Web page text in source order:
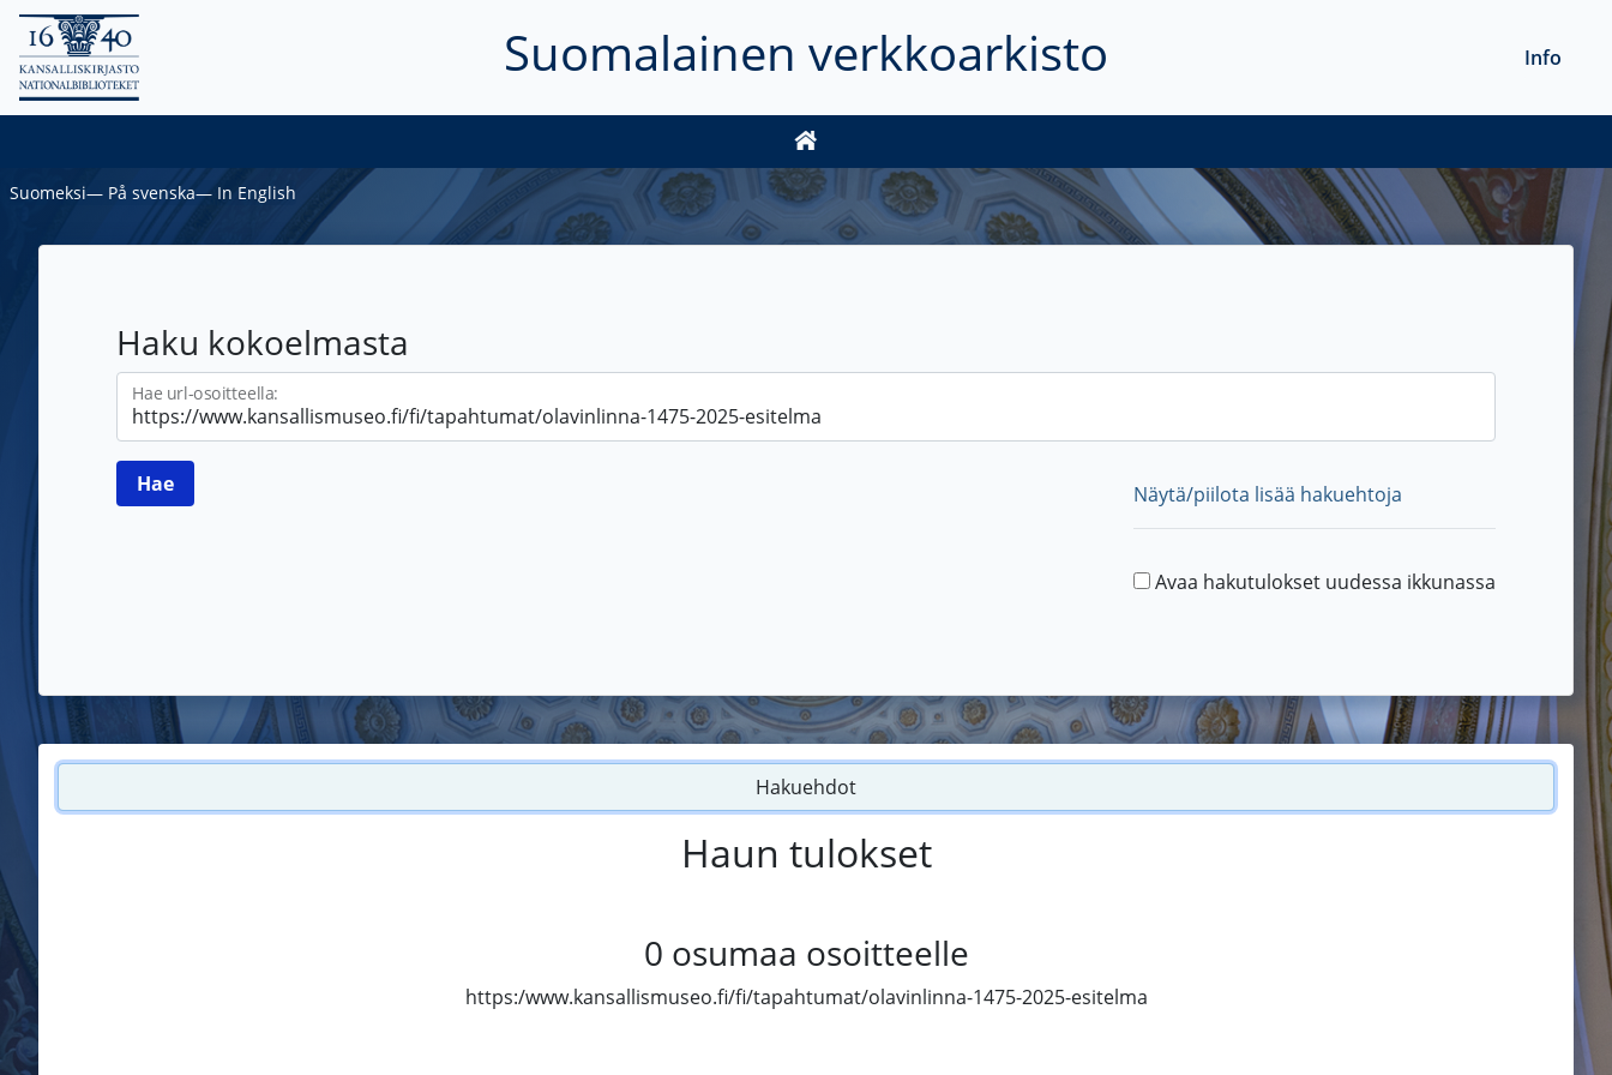
Suomalainen verkkoarkisto Info
Suomeksi― På svenska― In English
Haku kokoelmasta
Hae url-osoitteella:
Näytä/piilota lisää hakuehtoja
Avaa hakutulokset uudessa ikkunassa
Hakuehdot
Haun tulokset
0 osumaa osoitteelle
https:/www.kansallismuseo.fi/fi/tapahtumat/olavinlinna-1475-2025-esitelma